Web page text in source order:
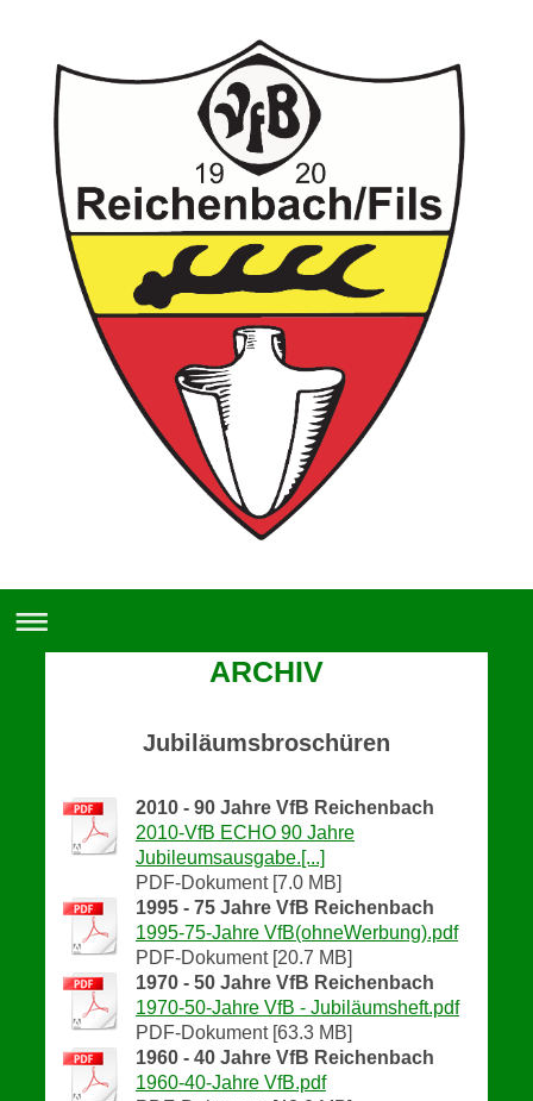
ARCHIV
Jubiläumsbroschüren
2010 - 90 Jahre VfB Reichenbach
2010-VfB ECHO 90 Jahre
Jubileumsausgabe.[...]
PDF-Dokument [7.0 MB]
1995 - 75 Jahre VfB Reichenbach
1995-75-Jahre VfB(ohneWerbung).pdf
PDF-Dokument [20.7 MB]
1970 - 50 Jahre VfB Reichenbach
1970-50-Jahre VfB - Jubiläumsheft.pdf
PDF-Dokument [63.3 MB]
1960 - 40 Jahre VfB Reichenbach
1960-40-Jahre VfB.pdf